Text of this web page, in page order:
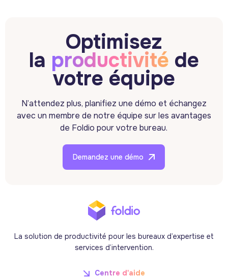
Optimisez
la productivité de
votre équipe
N’attendez plus, planifiez une démo et échangez
avec un membre de notre équipe sur les avantages
de Foldio pour votre bureau.
Demandez une démo
La solution de productivité pour les bureaux d’expertise et
services d’intervention.
Centre d'aide